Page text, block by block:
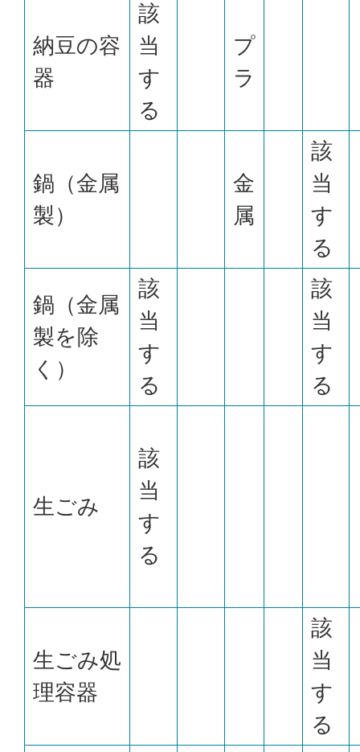
納豆の容
器
該
当
す
る
プ
ラ
鍋（金属
製）
金
属
該
当
す
る
鍋（金属
製を除
く）
該
当
す
る
該
当
す
る
生ごみ
該
当
す
る
生ごみ処
理容器
該
当
す
る